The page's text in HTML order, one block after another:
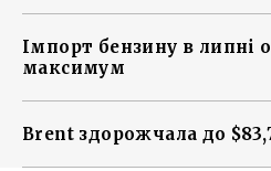
Імпорт бензину в липні
максимум
Brent здорожчала до